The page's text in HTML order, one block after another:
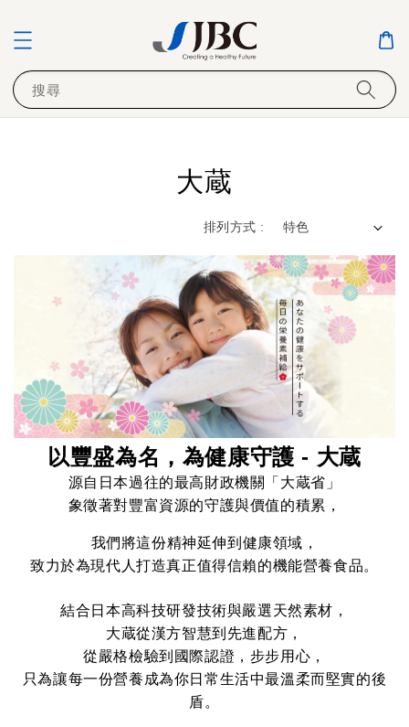
搜尋
大蔵
排列方式 :
以豐盛為名，為健康守護 - 大蔵
源自日本過往的最高財政機關「大蔵省」
象徵著對豐富資源的守護與價值的積累，
我們將這份精神延伸到健康領域，
致力於為現代人打造真正值得信賴的機能營養食品。
結合日本高科技研發技術與嚴選天然素材，
大蔵從漢方智慧到先進配方，
從嚴格檢驗到國際認證，步步用心，
只為讓每一份營養成為你日常生活中最溫柔而堅實的後
盾。